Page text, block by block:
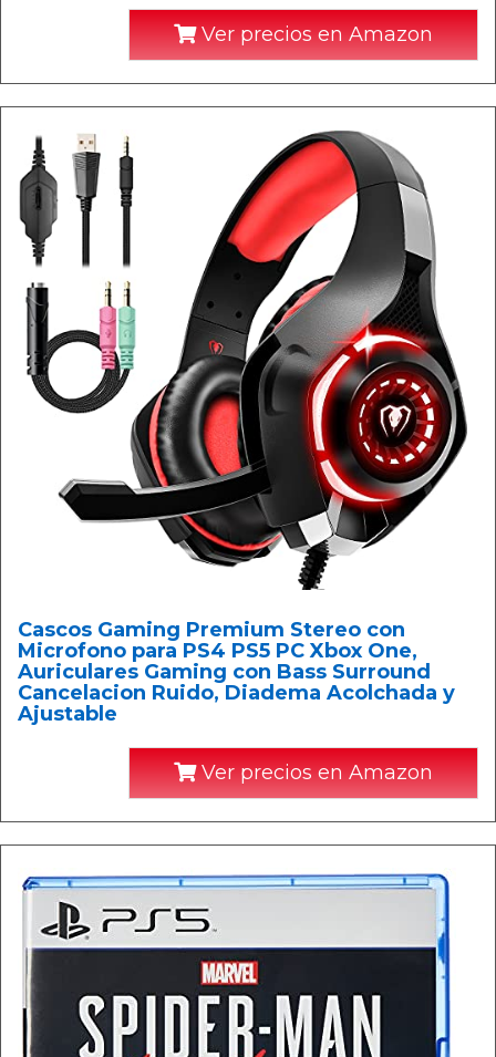
Ver precios en Amazon
Cascos Gaming Premium Stereo con
Microfono para PS4 PS5 PC Xbox One,
Auriculares Gaming con Bass Surround
Cancelacion Ruido, Diadema Acolchada y
Ajustable
Ver precios en Amazon